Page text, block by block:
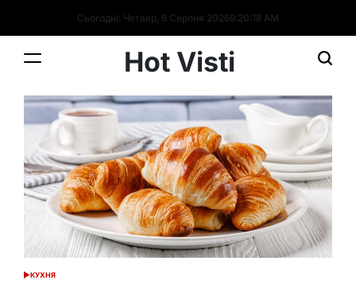
вмісту
Сьогодні: Четвер, 6 Серпня 20269:20:19 AM
Hot Visti
ОПУБЛІКУВАТИ
КУХНЯ